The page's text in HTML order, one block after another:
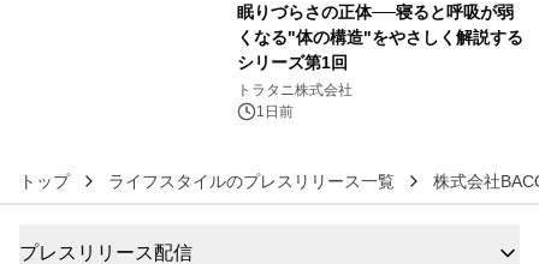
眠りづらさの正体──寝ると呼吸が弱
くなる"体の構造"をやさしく解説する
シリーズ第1回
トラタニ株式会社
1日前
トップ ライフスタイルのプレスリリース一覧 株式会社
プレスリリース配信